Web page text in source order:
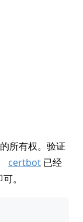
所有权。验证
certbot 已经
。